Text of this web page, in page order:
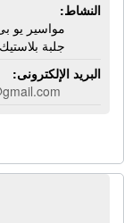
النشاط:
مواسير يو
جلبة
البريد الإلكترونى: